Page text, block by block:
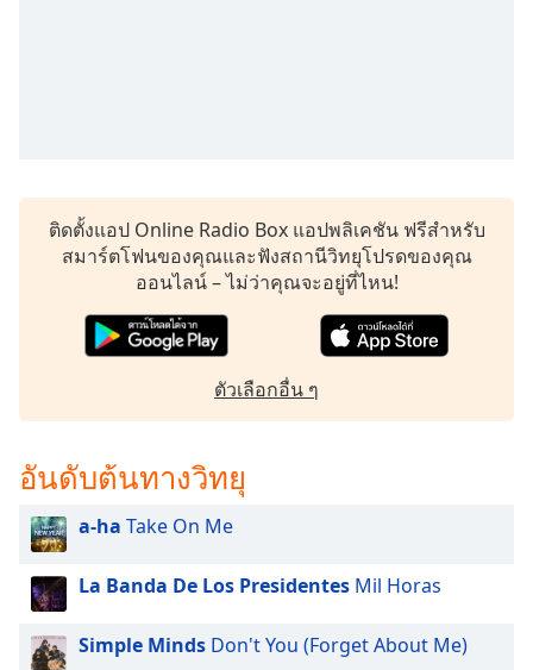
ติดตั้งแอป Online Radio Box แอปพลิเคชัน ฟรีสำหรับ
สมาร์ตโฟนของคุณและฟังสถานีวิทยุโปรดของคุณ
ออนไลน์ – ไม่ว่าคุณจะอยู่ที่ไหน!
ตัวเลือกอื่น ๆ
อันดับต้นทางวิทยุ
a-ha Take On Me
La Banda De Los Presidentes Mil Horas
Simple Minds Don't You (Forget About Me)